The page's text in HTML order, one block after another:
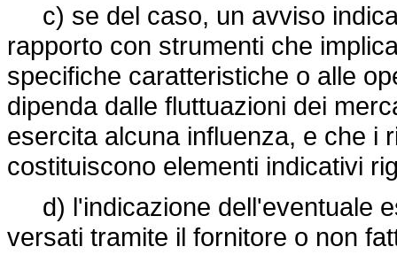
c) se del caso, un avviso
rapporto con strumenti che
specifiche caratteristiche o alle
dipenda dalle fluttuazioni dei
esercita alcuna influenza, e che i
costituiscono elementi indicativi
d) l'indicazione dell'eventuale
versati tramite il fornitore o non